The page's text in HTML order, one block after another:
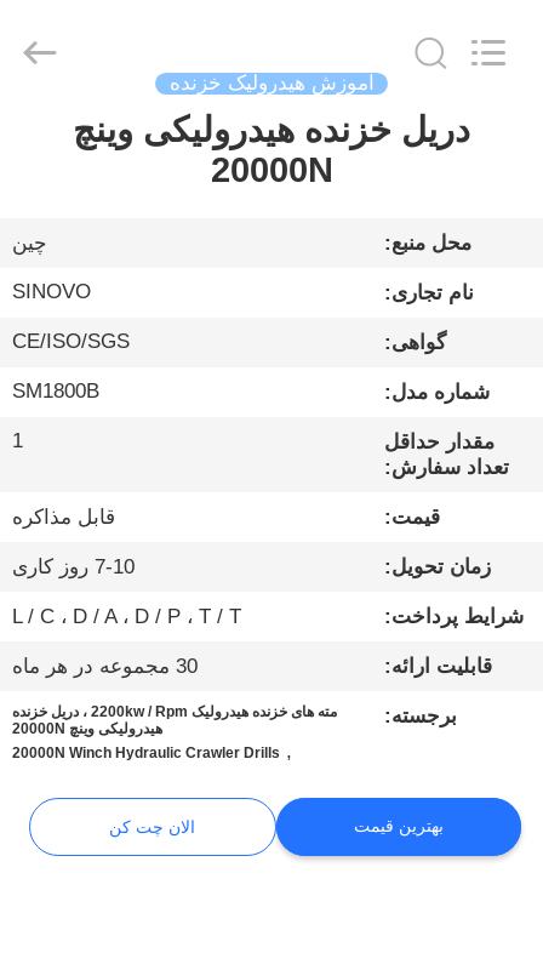
نمایش
درباره
کارخانه
کنترل
کیفیت
ما
تماس
Sinovo
Heavy
آموزش هیدرولیک خزنده
دریل خزنده هیدرولیکی وینچ
20000N
محل منبع: چین
نام تجاری: SINOVO
گواهی: CE/ISO/SGS
شماره مدل: SM1800B
مقدار حداقل
تعداد سفارش:
1
قیمت: قابل مذاکره
زمان تحویل: 7-10 روز کاری
شرایط پرداخت: L / C ، D / A ، D / P ، T / T
قابلیت ارائه: 30 مجموعه در هر ماه
برجسته:
مته های خزنده هیدرولیک 2200kw / Rpm ، دریل خزنده
هیدرولیکی وینچ 20000N
,
20000N Winch Hydraulic Crawler Drills
بهترین قیمت الان چت کن